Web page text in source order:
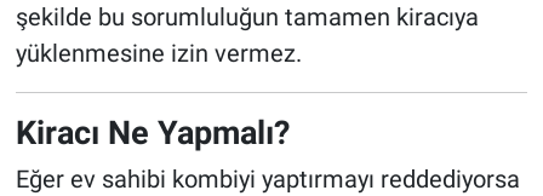
şekilde bu sorumluluğun tamamen kiracıya
yüklenmesine izin vermez.
Kiracı Ne Yapmalı?
Eğer ev sahibi kombiyi yaptırmayı reddediyorsa